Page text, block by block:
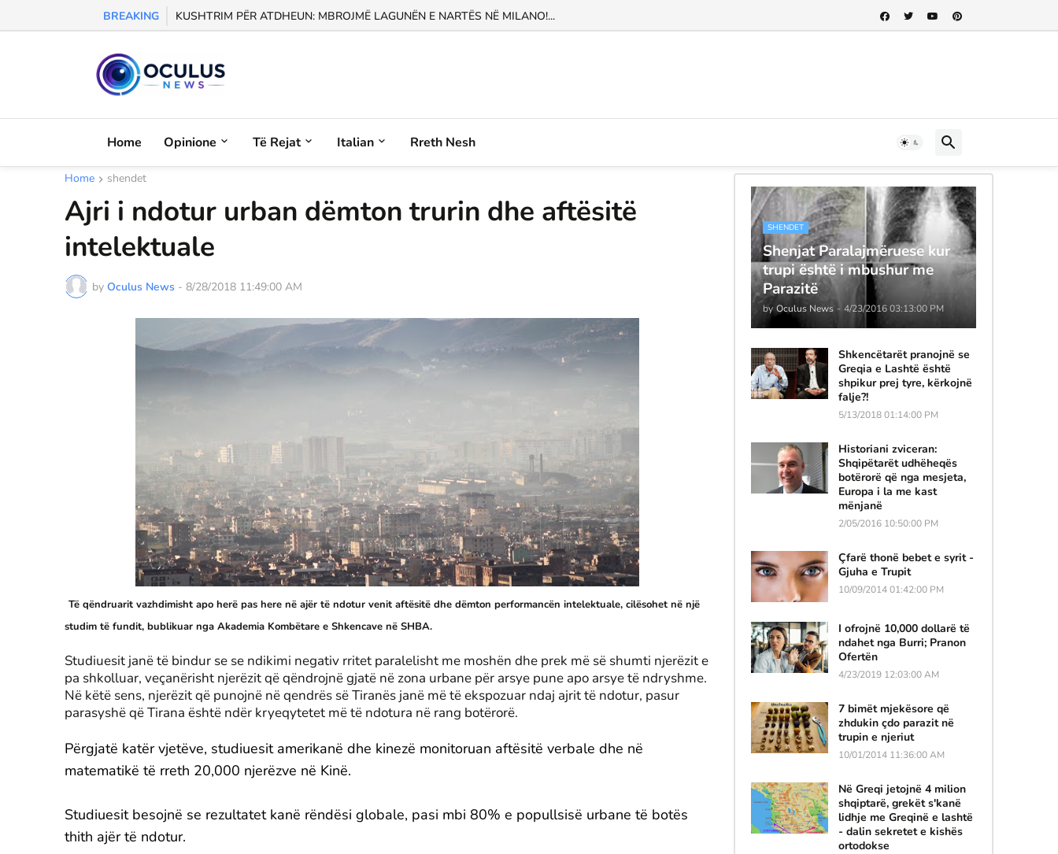
BREAKING KUSHTRIM PËR ATDHEUN: MBROJMË LAGUNËN E NARTËS NË MILANO!...
Home Opinione Të Rejat Italian Rreth Nesh
Home shendet
Ajri i ndotur urban dëmton trurin dhe aftësitë
intelektuale
by Oculus News - 8/28/2018 11:49:00 AM
Të qëndruarit vazhdimisht apo herë pas here në ajër të ndotur venit aftësitë dhe dëmton performancën intelektuale, cilësohet në një
studim të fundit, bublikuar nga Akademia Kombëtare e Shkencave në SHBA.
Studiuesit janë të bindur se se ndikimi negativ rritet paralelisht me moshën dhe prek më së shumti njerëzit e
pa shkolluar, veçanërisht njerëzit që qëndrojnë gjatë në zona urbane për arsye pune apo arsye të ndryshme.
Në këtë sens, njerëzit që punojnë në qendrës së Tiranës janë më të ekspozuar ndaj ajrit të ndotur, pasur
parasyshë që Tirana është ndër kryeqytetet më të ndotura në rang botërorë.
Përgjatë katër vjetëve, studiuesit amerikanë dhe kinezë monitoruan aftësitë verbale dhe në
matematikë të rreth 20,000 njerëzve në Kinë.
Studiuesit besojnë se rezultatet kanë rëndësi globale, pasi mbi 80% e popullsisë urbane të botës
thith ajër të ndotur.
SHENDET
Shenjat Paralajmëruese kur
trupi është i mbushur me
Parazitë
by Oculus News - 4/23/2016 03:13:00 PM
Shkencëtarët pranojnë se
Greqia e Lashtë është
shpikur prej tyre, kërkojnë
falje?!
5/13/2018 01:14:00 PM
Historiani zviceran:
Shqipëtarët udhëheqës
botërorë që nga mesjeta,
Europa i la me kast
mënjanë
2/05/2016 10:50:00 PM
Çfarë thonë bebet e syrit -
Gjuha e Trupit
10/09/2014 01:42:00 PM
I ofrojnë 10,000 dollarë të
ndahet nga Burri; Pranon
Ofertën
4/23/2019 12:03:00 AM
7 bimët mjekësore që
zhdukin çdo parazit në
trupin e njeriut
10/01/2014 11:36:00 AM
Në Greqi jetojnë 4 milion
shqiptarë, grekët s'kanë
lidhje me Greqinë e lashtë
- dalin sekretet e kishës
ortodokse